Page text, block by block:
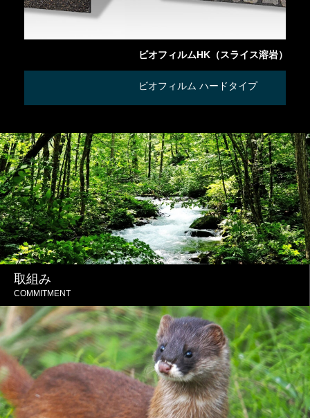
ビオフィルムHK（スライス溶岩）
ビオフィルム ハードタイプ
取組み
COMMITMENT